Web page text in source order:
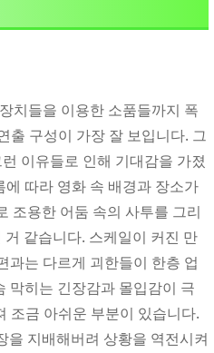
치들을 이용한 소품들까지 폭
출 구성이 가장 잘 보입니다. 그
이유들로 인해 기대감을 가졌
따라 영화 속 배경과 장소가
조용한 어둠 속의 사투를 그리
같습니다. 스케일이 커진 만
과는 다르게 괴한들이 한층 업
막히는 긴장감과 몰입감이 극
조금 아쉬운 부분이 있습니다.
지배해버려 상황을 역전시켜